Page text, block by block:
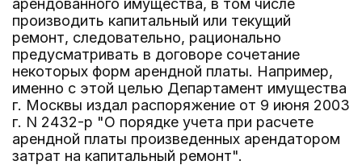
арендованного имущества, в том числе
производить капитальный или текущий
ремонт, следовательно, рационально
предусматривать в договоре сочетание
некоторых форм арендной платы. Например,
именно с этой целью Департамент имущества
г. Москвы издал распоряжение от 9 июня 2003
г. N 2432-р "О порядке учета при расчете
арендной платы произведенных арендатором
затрат на капитальный ремонт".